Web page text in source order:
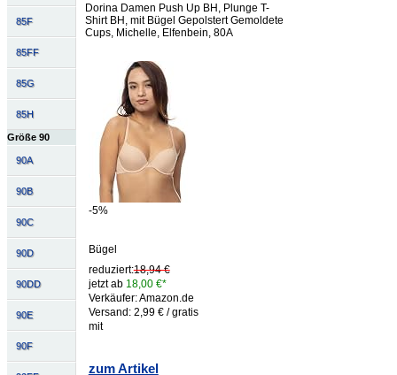
85F
85FF
85G
85H
Größe 90
90A
90B
90C
90D
90DD
90E
90F
Dorina Damen Push Up BH, Plunge T-
Shirt BH, mit Bügel Gepolstert Gemoldete
Cups, Michelle, Elfenbein, 80A
-5%
Bügel
reduziert:18,94 €
jetzt ab 18,00 €*
Verkäufer: Amazon.de
Versand: 2,99 € / gratis
mit
zum Artikel